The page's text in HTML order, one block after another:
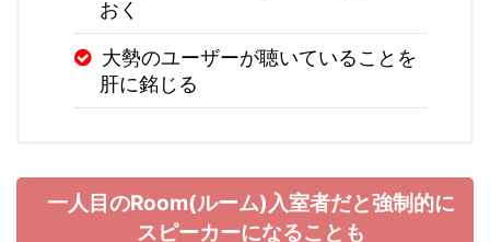
おく
大勢のユーザーが聴いていることを
肝に銘じる
一人目のRoom(ルーム)入室者だと強制的に
スピーカーになることも